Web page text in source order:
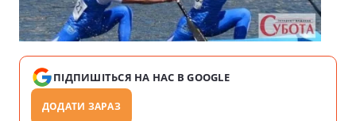
ПІДПИШІТЬСЯ НА НАС В GOOGLE
ДОДАТИ ЗАРАЗ